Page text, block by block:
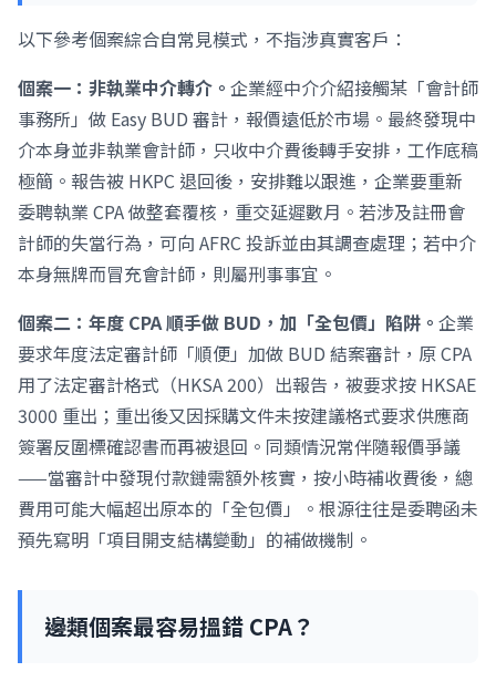
以下參考個案綜合自常見模式，不指涉真實客戶：
個案一：非執業中介轉介。 企業經中介介紹接觸某「會計師
事務所」做 Easy BUD 審計，報價遠低於市場。最終發現中
介本身並非執業會計師，只收中介費後轉手安排，工作底稿
極簡。報告被 HKPC 退回後，安排難以跟進，企業要重新
委聘執業 CPA 做整套覆核，重交延遲數月。若涉及註冊會
計師的失當行為，可向 AFRC 投訴並由其調查處理；若中介
本身無牌而冒充會計師，則屬刑事事宜。
個案二：年度 CPA 順手做 BUD，加「全包價」陷阱。 企業
要求年度法定審計師「順便」加做 BUD 結案審計，原 CPA
用了法定審計格式（HKSA 200）出報告，被要求按 HKSAE
3000 重出；重出後又因採購文件未按建議格式要求供應商
簽署反圍標確認書而再被退回。同類情況常伴隨報價爭議
——當審計中發現付款鏈需額外核實，按小時補收費後，總
費用可能大幅超出原本的「全包價」。根源往往是委聘函未
預先寫明「項目開支結構變動」的補做機制。
邊類個案最容易搵錯 CPA？